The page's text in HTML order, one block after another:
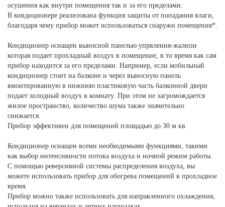
осушения как внутри помещения так и за его пределами.
В кондиционере реализована функция защиты от попадания влаги,
благодаря чему прибор может использоваться снаружи помещения*.
Кондиционер оснащен выносной панелью упрвления-жалюзи
которая подает прохладный воздух в помещение, в то время как сам
прибор находится за его пределами. Например, если мобильный
кондиционер стоит на балконе и через выносную панель
вмонтированную в нижнюю пластиковую часть балконной двери
подает холодный воздух в комнату. При этом не загромождается
жилое пространство, количество шума также значительно
снижается.
Прибор эффективен для помещений площадью до 30 м кв.
Кондиционер оснащен всеми необходимыми функциями, такими
как выбор интенсивности потока воздуха и ночной режим работы.
С помощью реверсивной системы распределения воздуха, вы
можете использовать прибор для обогрева помещений в прохладное
время.
Прибор можно также использовать для направленного охлаждения,